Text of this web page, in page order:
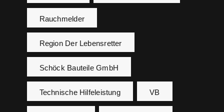
Rauchmelder
Region Der Lebensretter
Schöck Bauteile GmbH
Technische Hilfeleistung VB